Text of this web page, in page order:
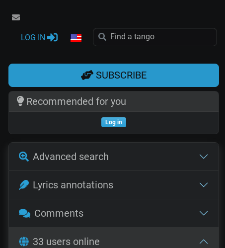
LOG IN
SUBSCRIBE
Recommended for you
Log in
Advanced search
Lyrics annotations
Comments
33 users online